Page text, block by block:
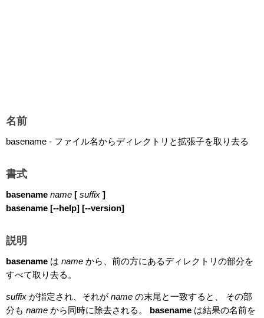
名前
basename - ファイル名からディレクトリと拡張子を取り去る
書式
basename name [ suffix ]
basename [--help] [--version]
説明
basename は name から、前の方にあるディレクトリの部分を
すべて取り去る。
suffix が指定され、それが name の末尾と一致すると、 その部
分も name から同時に除去される。 basename は結果の名前を